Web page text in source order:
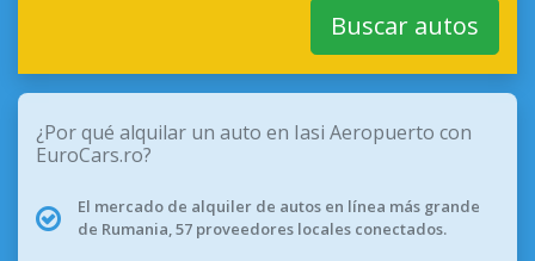
Buscar autos
¿Por qué alquilar un auto en Iasi Aeropuerto con
EuroCars.ro?
El mercado de alquiler de autos en línea más grande
de Rumania, 57 proveedores locales conectados.